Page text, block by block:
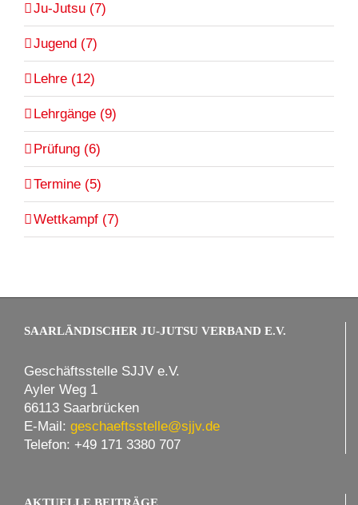
Ju-Jutsu (7)
Jugend (7)
Lehre (12)
Lehrgänge (9)
Prüfung (6)
Termine (5)
Wettkampf (7)
SAARLÄNDISCHER JU-JUTSU VERBAND E.V.
Geschäftsstelle SJJV e.V.
Ayler Weg 1
66113 Saarbrücken
E-Mail: geschaeftsstelle@sjjv.de
Telefon: +49 171 3380 707